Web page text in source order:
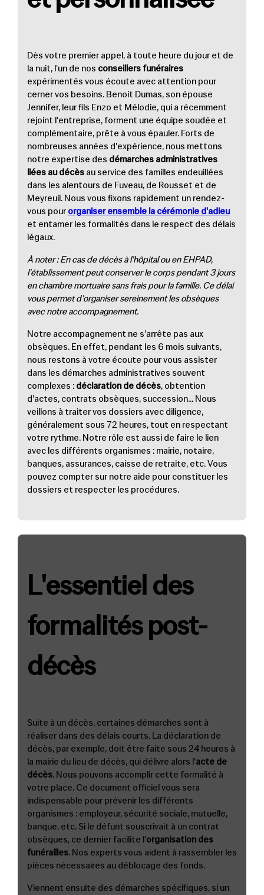
Dès votre premier appel, à toute heure du jour et de
la nuit, l'un de nos conseillers funéraires
expérimentés vous écoute avec attention pour
cerner vos besoins. Benoit Dumas, son épouse
Jennifer, leur fils Enzo et Mélodie, qui a récemment
rejoint l'entreprise, forment une équipe soudée et
complémentaire, prête à vous épauler. Forts de
nombreuses années d'expérience, nous mettons
notre expertise des démarches administratives
liées au décèsau service des familles endeuillées
dans les alentours de Fuveau, de Rousset et de
Meyreuil. Nous vous fixons rapidement un rendez-
vous pour organiser ensemble la cérémonie d'adieu
et entamer les formalités dans le respect des délais
légaux.
À noter : En cas de décès à l'hôpital ou en EHPAD,
l'établissement peut conserver le corps pendant 3 jours
en chambre mortuaire sans frais pour la famille. Ce délai
vous permet d'organiser sereinement les obsèques
avec notre accompagnement.
Notre accompagnement ne s'arrête pas aux
obsèques. En effet, pendant les 6 mois suivants,
nous restons à votre écoute pour vous assister
dans les démarches administratives souvent
complexes : déclaration de décès, obtention
d'actes, contrats obsèques, succession... Nous
veillons à traiter vos dossiers avec diligence,
généralement sous 72 heures, tout en respectant
votre rythme. Notre rôle est aussi de faire le lien
avec les différents organismes : mairie, notaire,
banques, assurances, caisse de retraite, etc. Vous
pouvez compter sur notre aide pour constituer les
dossiers et respecter les procédures.
L'essentiel des
formalités post-
décès
Suite à un décès, certaines démarches sont à
réaliser dans des délais courts. La déclaration de
décès, par exemple, doit être faite sous 24 heures à
la mairie du lieu de décès, qui délivre alors l'acte de
décès. Nous pouvons accomplir cette formalité à
votre place. Ce document officiel vous sera
indispensable pour prévenir les différents
organismes : employeur, sécurité sociale, mutuelle,
banque, etc. Si le défunt souscrivait à un contrat
obsèques, ce dernier facilite l'organisation des
funérailles. Nos experts vous aident à rassembler les
pièces nécessaires au déblocage des fonds.
Viennent ensuite des démarches spécifiques, si un